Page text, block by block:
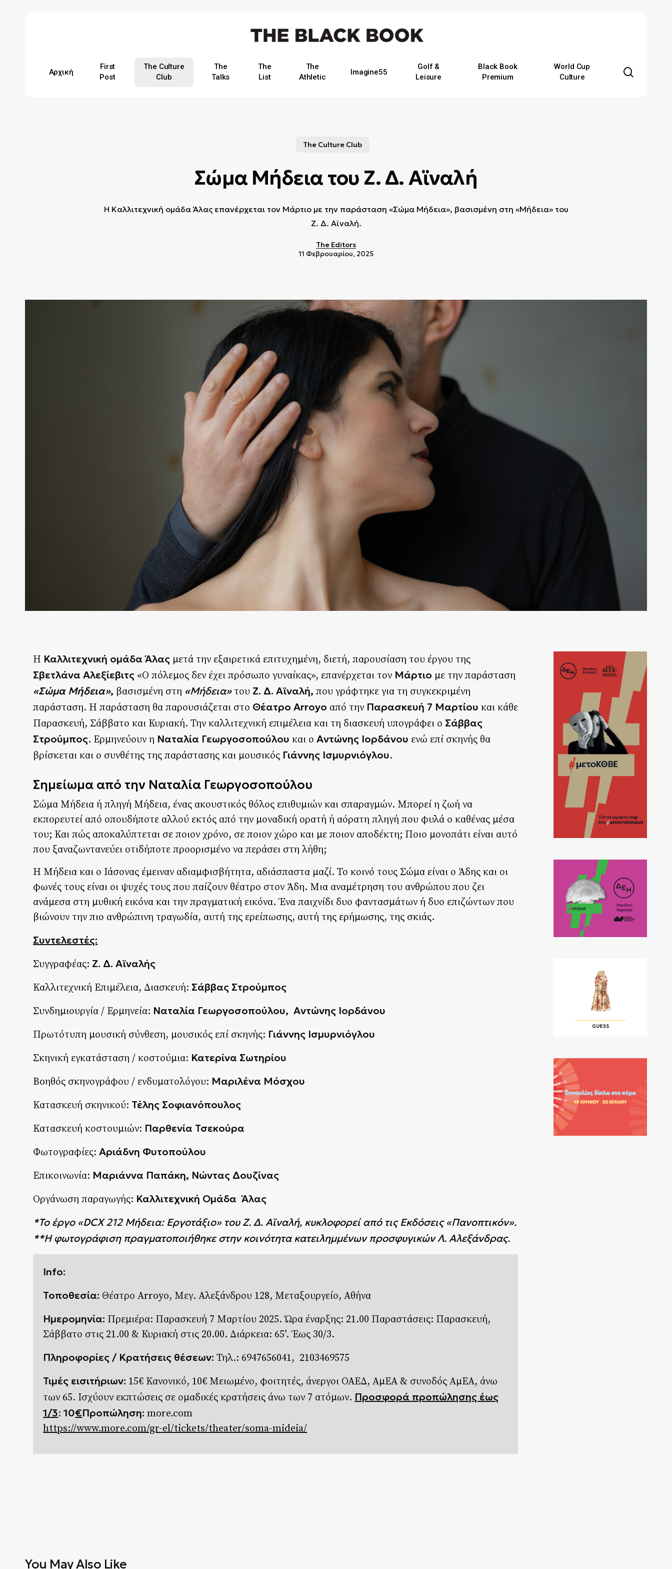
Αρχική
First
Post
The Culture
Club
The
Talks
The
List
The
Athletic
Imagine55
Golf &
Leisure
Black Book
Premium
World Cup
Culture
The Culture Club
Σώμα Μήδεια του Ζ. Δ. Αϊναλή
Η Καλλιτεχνική ομάδα Άλας επανέρχεται τον Μάρτιο με την παράσταση «Σώμα Μήδεια», βασισμένη στη «Μήδεια» του
Ζ. Δ. Αϊναλή.
The Editors
11 Φεβρουαρίου, 2025
Η Καλλιτεχνική ομάδα Άλας μετά την εξαιρετικά επιτυχημένη, διετή, παρουσίαση του έργου της
Σβετλάνα Αλεξίεβιτς «Ο πόλεμος δεν έχει πρόσωπο γυναίκας», επανέρχεται τον Μάρτιο με την παράσταση
«Σώμα Μήδεια», βασισμένη στη «Μήδεια»του Ζ. Δ. Αϊναλή,που γράφτηκε για τη συγκεκριμένη
παράσταση. Η παράσταση θα παρουσιάζεται στο Θέατρο Arroyo από την Παρασκευή 7 Μαρτίου και κάθε
Παρασκευή, Σάββατο και Κυριακή. Την καλλιτεχνική επιμέλεια και τη διασκευή υπογράφει ο Σάββας
Στρούμπος. Ερμηνεύουν η Ναταλία Γεωργοσοπούλου και οΑντώνης Ιορδάνου ενώ επί σκηνής θα
βρίσκεται και ο συνθέτης της παράστασης και μουσικός Γιάννης Ισμυρνιόγλου.
Σημείωμα από την Nαταλία Γεωργοσοπούλου
Σώμα Μήδεια ή πληγή Μήδεια, ένας ακουστικός θόλος επιθυμιών και σπαραγμών. Μπορεί η ζωή να
εκπορευτεί από οπουδήποτε αλλού εκτός από την μοναδική ορατή ή αόρατη πληγή που φυλά ο καθένας μέσα
του; Και πώς αποκαλύπτεται σε ποιον χρόνο, σε ποιον χώρο και με ποιον αποδέκτη; Ποιο μονοπάτι είναι αυτό
που ξαναζωντανεύει οτιδήποτε προορισμένο να περάσει στη λήθη;
Η Μήδεια και ο Ιάσονας έμειναν αδιαμφισβήτητα, αδιάσπαστα μαζί. Το κοινό τους Σώμα είναι ο Άδης και οι
φωνές τους είναι οι ψυχές τους που παίζουν θέατρο στον Άδη. Μια αναμέτρηση του ανθρώπου που ζει
ανάμεσα στη μυθική εικόνα και την πραγματική εικόνα. Ένα παιχνίδι δυο φαντασμάτων ή δυο επιζώντων που
βιώνουν την πιο ανθρώπινη τραγωδία, αυτή της ερείπωσης, αυτή της ερήμωσης, της σκιάς.
Συντελεστές:
Συγγραφέας: Ζ. Δ. Αϊναλής
Καλλιτεχνική Επιμέλεια, Διασκευή: Σάββας Στρούμπος
Συνδημιουργία / Ερμηνεία: Ναταλία Γεωργοσοπούλου, Αντώνης Ιορδάνου
Πρωτότυπη μουσική σύνθεση, μουσικός επί σκηνής: Γιάννης Ισμυρνιόγλου
Σκηνική εγκατάσταση / κοστούμια: Κατερίνα Σωτηρίου
Boηθός σκηνογράφου / ενδυματολόγου: Mαριλένα Μόσχου
Κατασκευή σκηνικού: Τέλης Σοφιανόπουλος
Κατασκευή κοστουμιών: Παρθενία Τσεκούρα
Φωτογραφίες:Αριάδνη Φυτοπούλου
Επικοινωνία: Μαριάννα Παπάκη, Νώντας Δουζίνας
Οργάνωση παραγωγής: Καλλιτεχνική Ομάδα Άλας
*Το έργο «DCX 212 Μήδεια: Εργοτάξιο» του Ζ. Δ. Αϊναλή, κυκλοφορεί από τις Εκδόσεις «Πανοπτικόν».
**Η φωτογράφιση πραγματοποιήθηκε στην κοινότητα κατειλημμένων προσφυγικών Λ. Αλεξάνδρας.
Info:
Τοποθεσία: Θέατρο Arroyo, Μεγ. Αλεξάνδρου 128, Μεταξουργείο, Αθήνα
Ημερομηνία: Πρεμιέρα: Παρασκευή 7 Μαρτίου 2025. Ώρα έναρξης: 21.00 Παραστάσεις: Παρασκευή,
Σάββατο στις 21.00 & Κυριακή στις 20.00. Διάρκεια: 65’. Έως 30/3.
Πληροφορίες / Kρατήσεις θέσεων: Τηλ.: 6947656041, 2103469575
Τιμές εισιτήριων: 15€ Κανονικό, 10€ Μειωμένο, φοιτητές, άνεργοι ΟΑΕΔ, ΑμΕΑ & συνοδός ΑμΕΑ, άνω
των 65. Ισχύουν εκπτώσεις σε ομαδικές κρατήσεις άνω των 7 ατόμων. Προσφορά προπώλησης έως
1/3:10€Προπώληση:more.com
https://www.more.com/gr-el/tickets/theater/soma-mideia/
You May Also Like